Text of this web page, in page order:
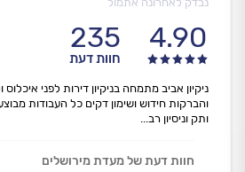
4.90
235
חוות דעת
ניקיון אביב מתמחה בניקיון דירות לפני
והברקות חידוש ושימון דקים כל העבודות
ותק וניסיון רב...
חוות דעת של מעדת מירושלים